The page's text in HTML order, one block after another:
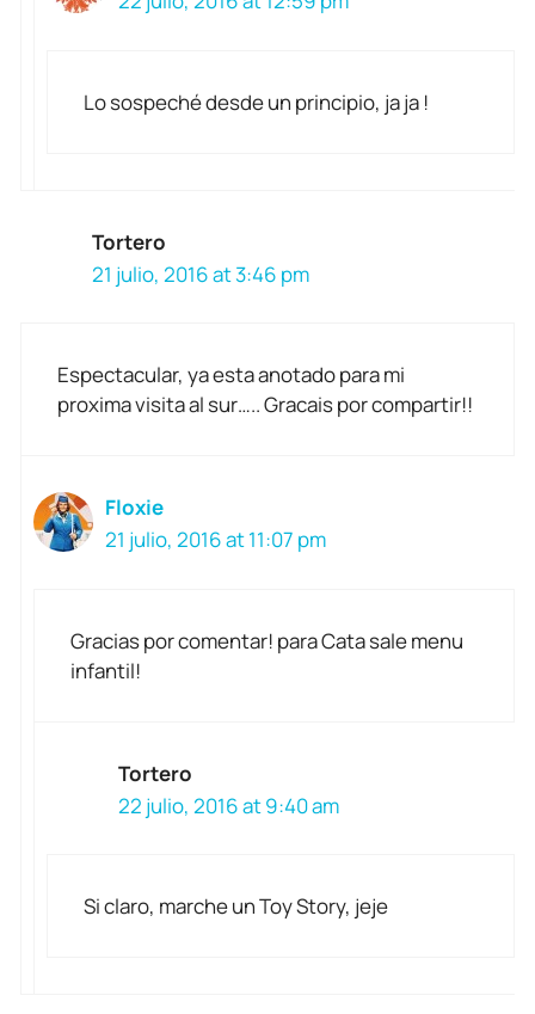
Lo sospeché desde un principio, ja ja !
Tortero
21 julio, 2016 at 3:46 pm
Espectacular, ya esta anotado para mi
proxima visita al sur….. Gracais por compartir!!
Floxie
21 julio, 2016 at 11:07 pm
Gracias por comentar! para Cata sale menu
infantil!
Tortero
22 julio, 2016 at 9:40 am
Si claro, marche un Toy Story, jeje